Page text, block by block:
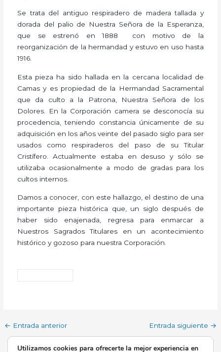
Se trata del antiguo respiradero de madera tallada y
dorada del palio de Nuestra Señora de la Esperanza,
que se estrenó en 1888 con motivo de la
reorganización de la hermandad y estuvo en uso hasta
1916.
Esta pieza ha sido hallada en la cercana localidad de
Camas y es propiedad de la Hermandad Sacramental
que da culto a la Patrona, Nuestra Señora de los
Dolores. En la Corporación camera se desconocía su
procedencia, teniendo constancia únicamente de su
adquisición en los años veinte del pasado siglo para ser
usados como respiraderos del paso de su Titular
Cristífero. Actualmente estaba en desuso y sólo se
utilizaba ocasionalmente a modo de gradas para los
cultos internos.
Damos a conocer, con este hallazgo, el destino de una
importante pieza histórica que, un siglo después de
haber sido enajenada, regresa para enmarcar a
Nuestros Sagrados Titulares en un acontecimiento
histórico y gozoso para nuestra Corporación.
← Entrada anterior Entrada siguiente →
Utilizamos cookies para ofrecerte la mejor experiencia en